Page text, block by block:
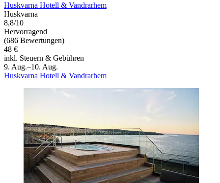
Huskvarna Hotell & Vandrarhem
Huskvarna
8,8/10
Hervorragend
(686 Bewertungen)
48 €
inkl. Steuern & Gebühren
9. Aug.–10. Aug.
Huskvarna Hotell & Vandrarhem